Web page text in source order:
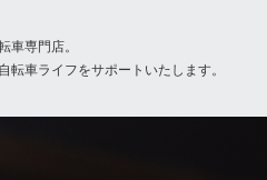
車専門店。
転車ライフをサポートいたします。